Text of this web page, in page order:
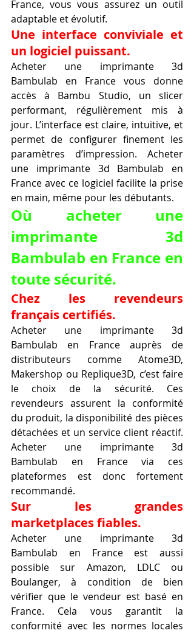
France, vous vous assurez un outil
adaptable et évolutif.
Une interface conviviale et
un logiciel puissant.
Acheter une imprimante 3d
Bambulab en France vous donne
accès à Bambu Studio, un slicer
performant, régulièrement mis à
jour. L’interface est claire, intuitive, et
permet de configurer finement les
paramètres d’impression. Acheter
une imprimante 3d Bambulab en
France avec ce logiciel facilite la prise
en main, même pour les débutants.
Où acheter une
imprimante 3d
Bambulab en France en
toute sécurité.
Chez les revendeurs
français certifiés.
Acheter une imprimante 3d
Bambulab en France auprès de
distributeurs comme Atome3D,
Makershop ou Replique3D, c’est faire
le choix de la sécurité. Ces
revendeurs assurent la conformité
du produit, la disponibilité des pièces
détachées et un service client réactif.
Acheter une imprimante 3d
Bambulab en France via ces
plateformes est donc fortement
recommandé.
Sur les grandes
marketplaces fiables.
Acheter une imprimante 3d
Bambulab en France est aussi
possible sur Amazon, LDLC ou
Boulanger, à condition de bien
vérifier que le vendeur est basé en
France. Cela vous garantit la
conformité avec les normes locales